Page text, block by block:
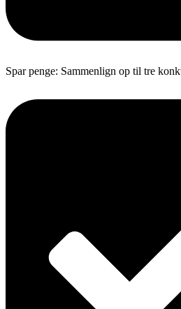
Spar penge: Sammenlign op til tre